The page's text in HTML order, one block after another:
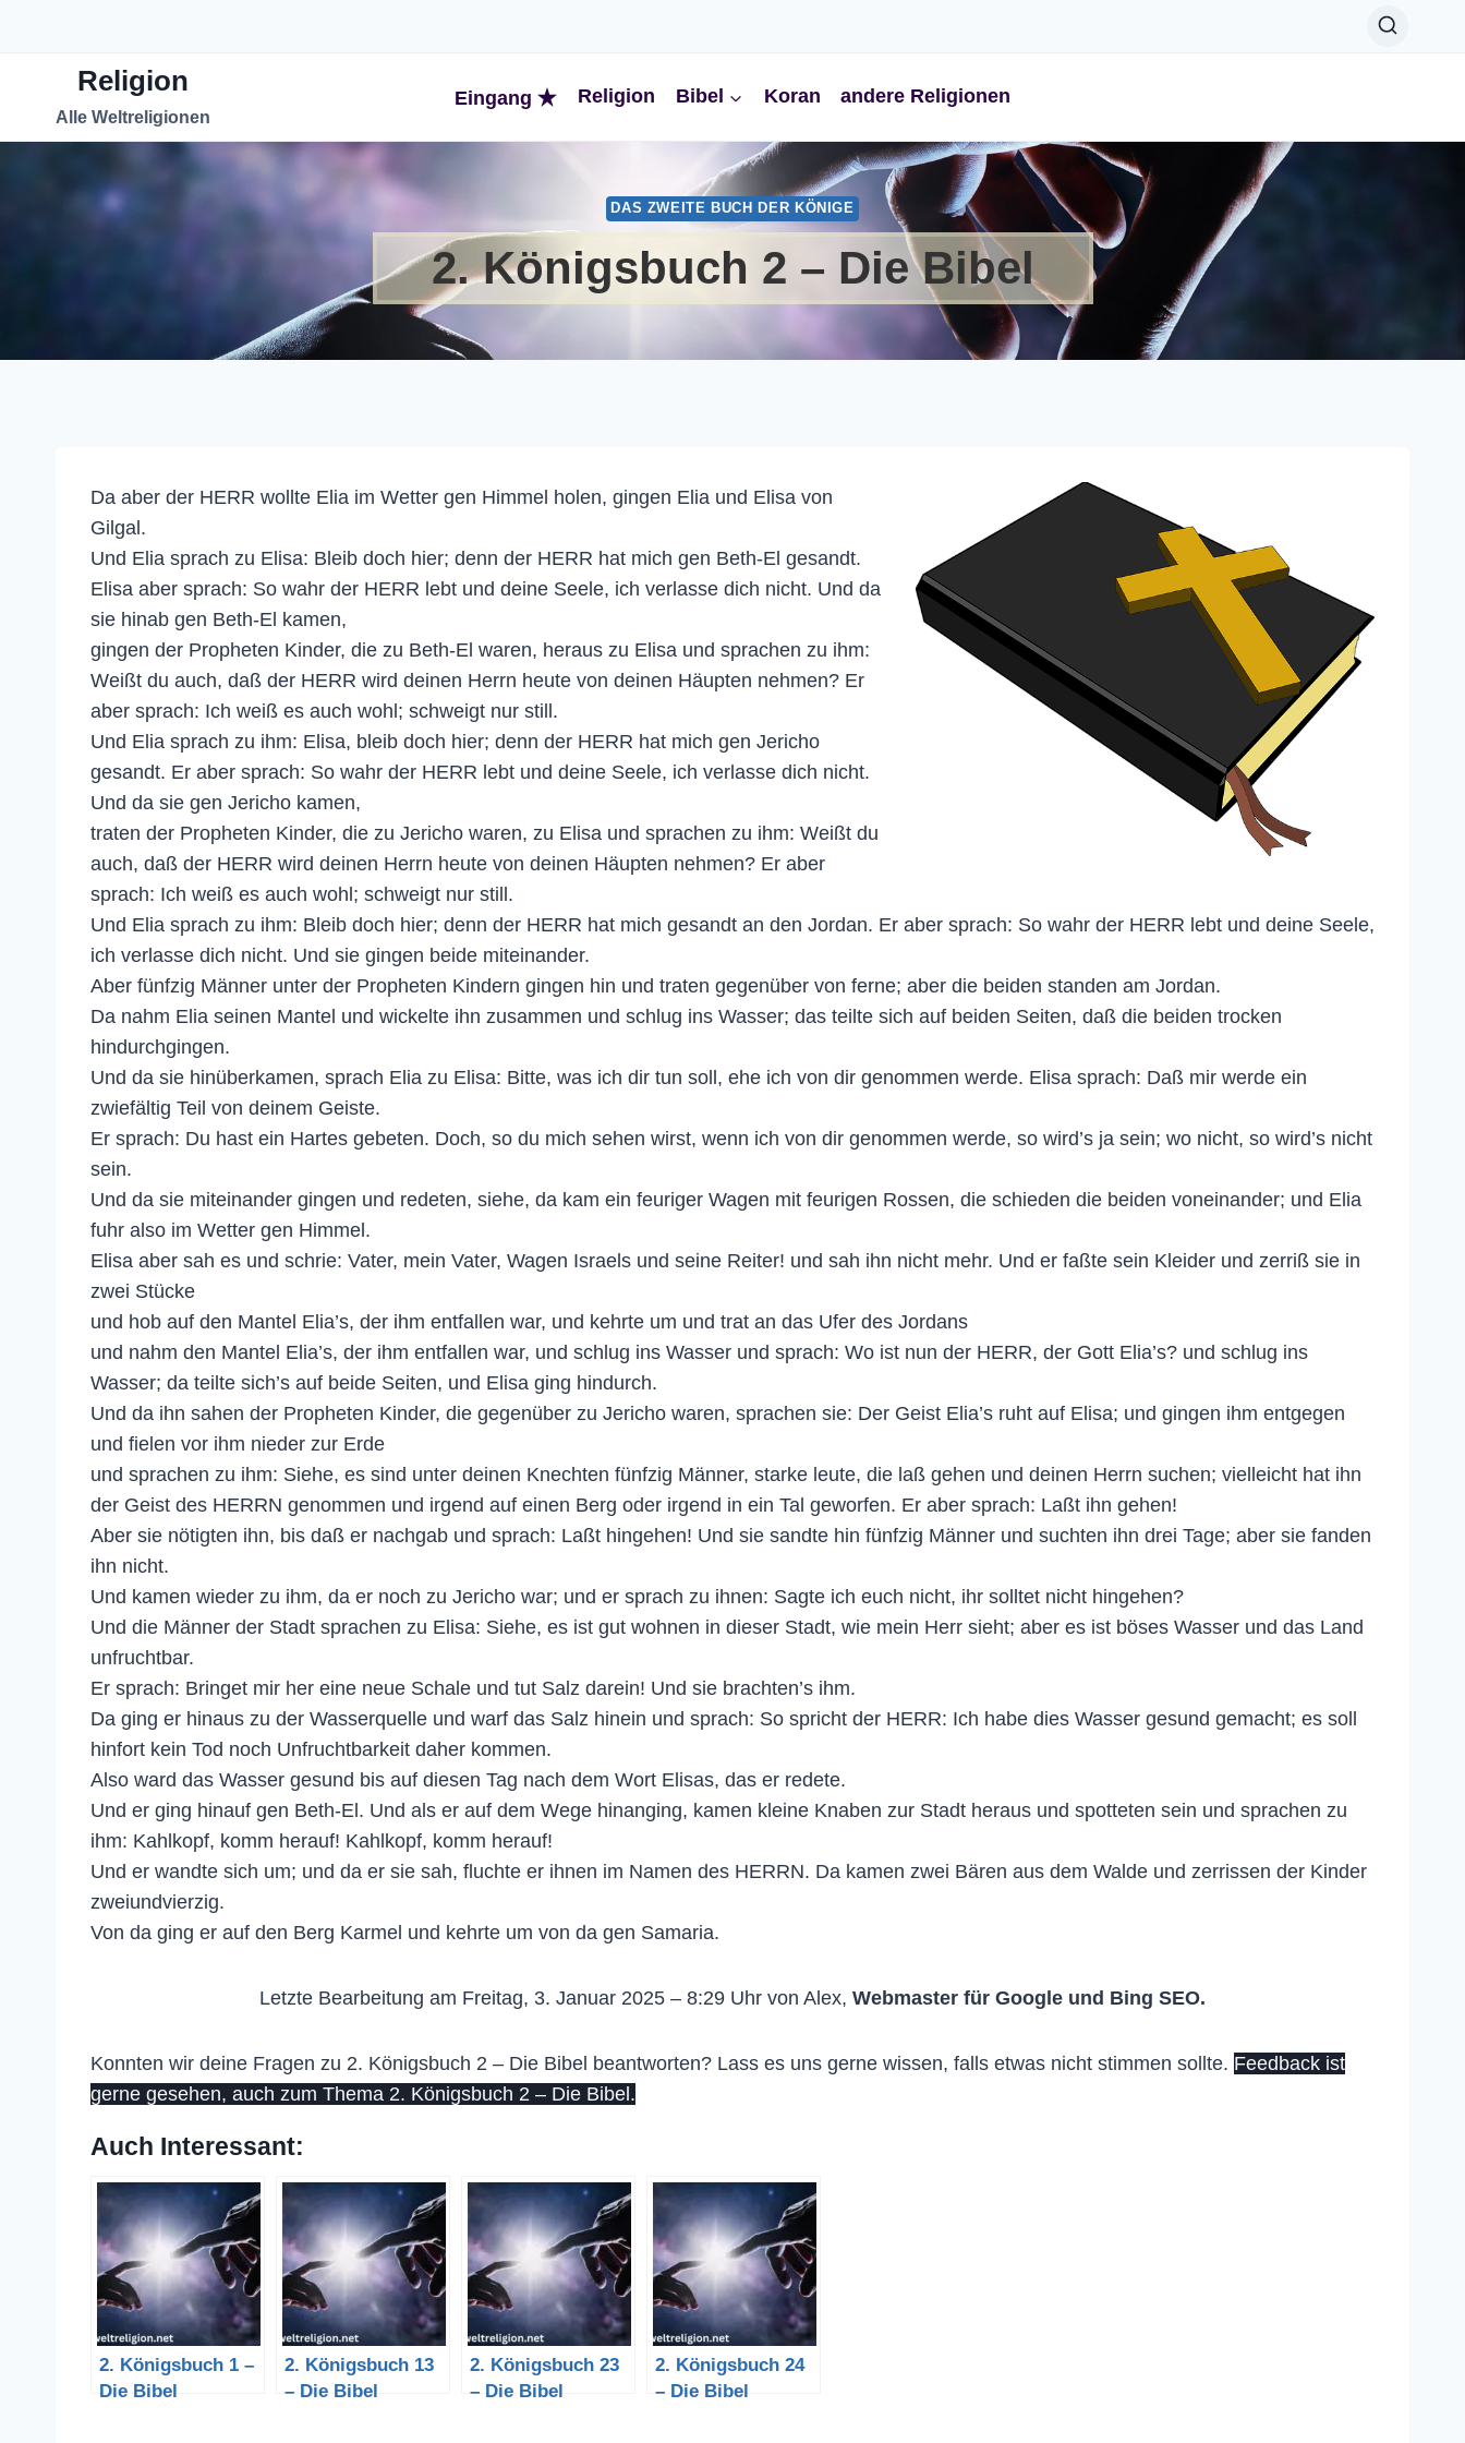
Religion
Alle Weltreligionen
Eingang Religion Bibel Koran andere Religionen
DAS ZWEITE BUCH DER KÖNIGE
2. Königsbuch 2 – Die Bibel
Da aber der HERR wollte Elia im Wetter gen Himmel holen, gingen Elia und Elisa von
Gilgal.
Und Elia sprach zu Elisa: Bleib doch hier; denn der HERR hat mich gen Beth-El gesandt.
Elisa aber sprach: So wahr der HERR lebt und deine Seele, ich verlasse dich nicht. Und da
sie hinab gen Beth-El kamen,
gingen der Propheten Kinder, die zu Beth-El waren, heraus zu Elisa und sprachen zu ihm:
Weißt du auch, daß der HERR wird deinen Herrn heute von deinen Häupten nehmen? Er
aber sprach: Ich weiß es auch wohl; schweigt nur still.
Und Elia sprach zu ihm: Elisa, bleib doch hier; denn der HERR hat mich gen Jericho
gesandt. Er aber sprach: So wahr der HERR lebt und deine Seele, ich verlasse dich nicht.
Und da sie gen Jericho kamen,
traten der Propheten Kinder, die zu Jericho waren, zu Elisa und sprachen zu ihm: Weißt du
auch, daß der HERR wird deinen Herrn heute von deinen Häupten nehmen? Er aber
sprach: Ich weiß es auch wohl; schweigt nur still.
Und Elia sprach zu ihm: Bleib doch hier; denn der HERR hat mich gesandt an den Jordan. Er aber sprach: So wahr der HERR lebt und deine Seele,
ich verlasse dich nicht. Und sie gingen beide miteinander.
Aber fünfzig Männer unter der Propheten Kindern gingen hin und traten gegenüber von ferne; aber die beiden standen am Jordan.
Da nahm Elia seinen Mantel und wickelte ihn zusammen und schlug ins Wasser; das teilte sich auf beiden Seiten, daß die beiden trocken
hindurchgingen.
Und da sie hinüberkamen, sprach Elia zu Elisa: Bitte, was ich dir tun soll, ehe ich von dir genommen werde. Elisa sprach: Daß mir werde ein
zwiefältig Teil von deinem Geiste.
Er sprach: Du hast ein Hartes gebeten. Doch, so du mich sehen wirst, wenn ich von dir genommen werde, so wird’s ja sein; wo nicht, so wird’s nicht
sein.
Und da sie miteinander gingen und redeten, siehe, da kam ein feuriger Wagen mit feurigen Rossen, die schieden die beiden voneinander; und Elia
fuhr also im Wetter gen Himmel.
Elisa aber sah es und schrie: Vater, mein Vater, Wagen Israels und seine Reiter! und sah ihn nicht mehr. Und er faßte sein Kleider und zerriß sie in
zwei Stücke
und hob auf den Mantel Elia’s, der ihm entfallen war, und kehrte um und trat an das Ufer des Jordans
und nahm den Mantel Elia’s, der ihm entfallen war, und schlug ins Wasser und sprach: Wo ist nun der HERR, der Gott Elia’s? und schlug ins
Wasser; da teilte sich’s auf beide Seiten, und Elisa ging hindurch.
Und da ihn sahen der Propheten Kinder, die gegenüber zu Jericho waren, sprachen sie: Der Geist Elia’s ruht auf Elisa; und gingen ihm entgegen
und fielen vor ihm nieder zur Erde
und sprachen zu ihm: Siehe, es sind unter deinen Knechten fünfzig Männer, starke leute, die laß gehen und deinen Herrn suchen; vielleicht hat ihn
der Geist des HERRN genommen und irgend auf einen Berg oder irgend in ein Tal geworfen. Er aber sprach: Laßt ihn gehen!
Aber sie nötigten ihn, bis daß er nachgab und sprach: Laßt hingehen! Und sie sandte hin fünfzig Männer und suchten ihn drei Tage; aber sie fanden
ihn nicht.
Und kamen wieder zu ihm, da er noch zu Jericho war; und er sprach zu ihnen: Sagte ich euch nicht, ihr solltet nicht hingehen?
Und die Männer der Stadt sprachen zu Elisa: Siehe, es ist gut wohnen in dieser Stadt, wie mein Herr sieht; aber es ist böses Wasser und das Land
unfruchtbar.
Er sprach: Bringet mir her eine neue Schale und tut Salz darein! Und sie brachten’s ihm.
Da ging er hinaus zu der Wasserquelle und warf das Salz hinein und sprach: So spricht der HERR: Ich habe dies Wasser gesund gemacht; es soll
hinfort kein Tod noch Unfruchtbarkeit daher kommen.
Also ward das Wasser gesund bis auf diesen Tag nach dem Wort Elisas, das er redete.
Und er ging hinauf gen Beth-El. Und als er auf dem Wege hinanging, kamen kleine Knaben zur Stadt heraus und spotteten sein und sprachen zu
ihm: Kahlkopf, komm herauf! Kahlkopf, komm herauf!
Und er wandte sich um; und da er sie sah, fluchte er ihnen im Namen des HERRN. Da kamen zwei Bären aus dem Walde und zerrissen der Kinder
zweiundvierzig.
Von da ging er auf den Berg Karmel und kehrte um von da gen Samaria.
Letzte Bearbeitung am Freitag, 3. Januar 2025 – 8:29 Uhr von Alex, Webmaster für Google und Bing SEO.
Konnten wir deine Fragen zu 2. Königsbuch 2 – Die Bibel beantworten? Lass es uns gerne wissen, falls etwas nicht stimmen sollte. Feedback ist
gerne gesehen, auch zum Thema 2. Königsbuch 2 – Die Bibel.
Auch Interessant:
2. Königsbuch 1 –
Die Bibel
2. Königsbuch 13
– Die Bibel
2. Königsbuch 23
– Die Bibel
2. Königsbuch 24
– Die Bibel